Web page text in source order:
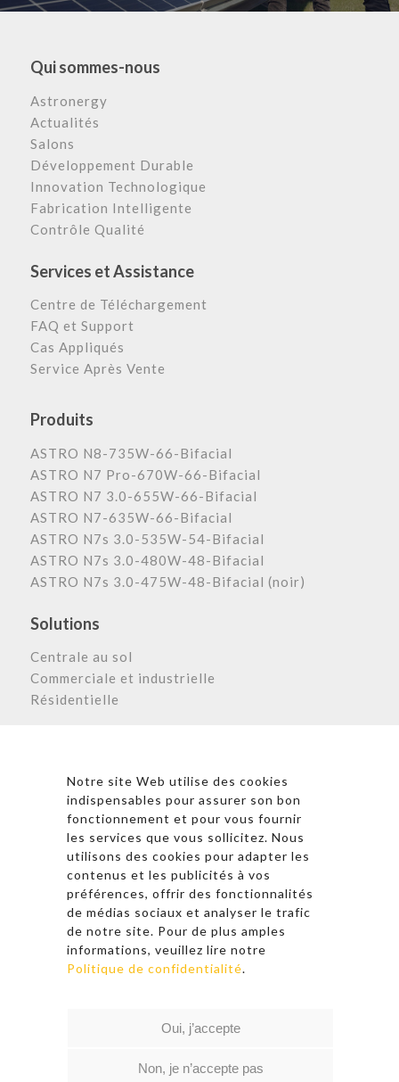
Notre site Web utilise des cookies
indispensables pour assurer son bon
fonctionnement et pour vous fournir
les services que vous sollicitez. Nous
utilisons des cookies pour adapter les
contenus et les publicités à vos
préférences, offrir des fonctionnalités
de médias sociaux et analyser le trafic
de notre site. Pour de plus amples
informations, veuillez lire notre
Politique de confidentialité.
Oui, j’accepte
Non, je n’accepte pas
Qui sommes-nous
Astronergy
Actualités
Salons
Développement Durable
Innovation Technologique
Fabrication Intelligente
Contrôle Qualité
Services et Assistance
Centre de Téléchargement
FAQ et Support
Cas Appliqués
Service Après Vente
Produits
ASTRO N8-735W-66-Bifacial
ASTRO N7 Pro-670W-66-Bifacial
ASTRO N7 3.0-655W-66-Bifacial
ASTRO N7-635W-66-Bifacial
ASTRO N7s 3.0-535W-54-Bifacial
ASTRO N7s 3.0-480W-48-Bifacial
ASTRO N7s 3.0-475W-48-Bifacial (noir)
Solutions
Centrale au sol
Commerciale et industrielle
Résidentielle
* En cliquant sur « S’inscrire », j’accepte la politique de
confidentialité et les conditions d’utilisation
d’Astronergy.
Suivez-nous sur les réseaux sociaux
Politique de confidentialité